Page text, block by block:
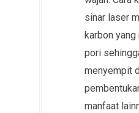
sinar laser
karbon
pori
menyempit
manfaat